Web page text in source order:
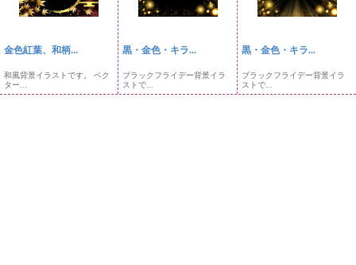
金色紅葉、和柄...
和風背景イラストです。 ベク
ター...
黒・金色・キラ...
ブラックフライデー背景イラ
ストで...
黒・金色・キラ...
ブラックフライデー背景イラ
ストで...